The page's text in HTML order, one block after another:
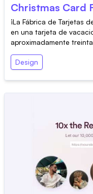
Christmas Card
¡La Fábrica de Tarjetas
en una tarjeta de
aproximadamente
Design